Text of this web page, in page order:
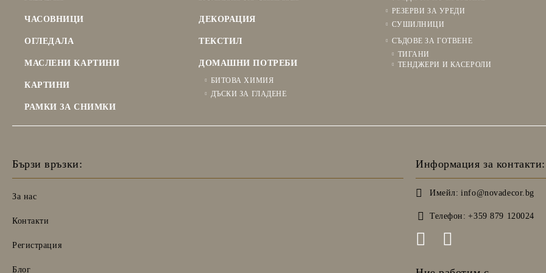
ЧАСОВНИЦИ
ОГЛЕДАЛА
МАСЛЕНИ КАРТИНИ
КАРТИНИ
РАМКИ ЗА СНИМКИ
ДЕКОРАЦИЯ
ТЕКСТИЛ
ДОМАШНИ ПОТРЕБИ
БИТОВА ХИМИЯ
ДЪСКИ ЗА ГЛАДЕНЕ
РЕЗЕРВИ ЗА УРЕДИ
СУШИЛНИЦИ
СЪДОВЕ ЗА ГОТВЕНЕ
ТИГАНИ
ТЕНДЖЕРИ И КАСЕРОЛИ
Бързи връзки:
За нас
Контакти
Регистрация
Блог
Информация за контакти:
Имейл: info@novadecor.bg
Телефон: +359 879 120024